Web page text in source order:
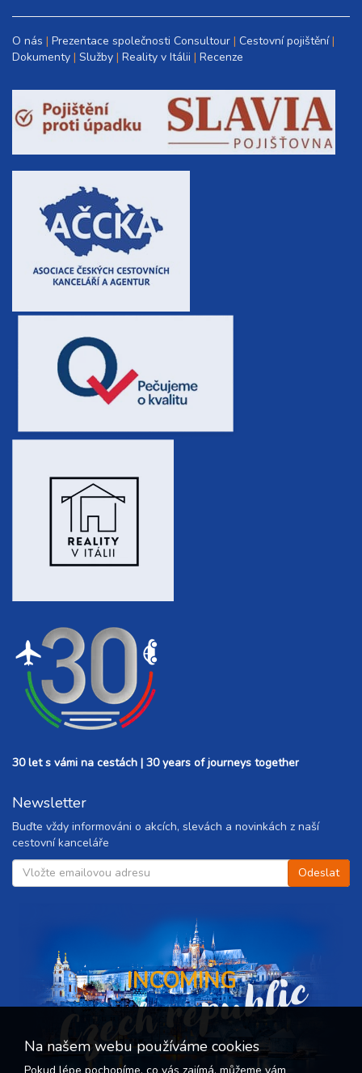
O nás Prezentace společnosti Consultour Cestovní pojištění
Dokumenty Služby Reality v Itálii Recenze
30 let s vámi na cestách | 30 years of journeys together
Newsletter
Buďte vždy informováni o akcích, slevách a novinkách z naší
cestovní kanceláře
INCOMING
Czech republic
Na našem webu používáme cookies